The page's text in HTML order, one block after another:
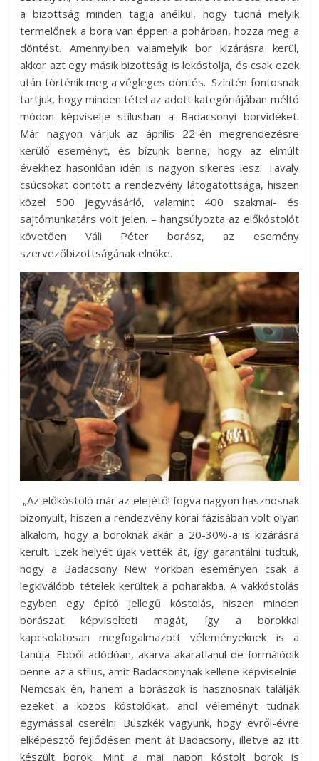
a bizottság minden tagja anélkül, hogy tudná melyik
termelőnek a bora van éppen a pohárban, hozza meg a
döntést. Amennyiben valamelyik bor kizárásra kerül,
akkor azt egy másik bizottság is lekóstolja, és csak ezek
után történik meg a végleges döntés. Szintén fontosnak
tartjuk, hogy minden tétel az adott kategóriájában méltó
módon képviselje stílusban a Badacsonyi borvidéket.
Már nagyon várjuk az április 22-én megrendezésre
kerülő eseményt, és bízunk benne, hogy az elmúlt
évekhez hasonlóan idén is nagyon sikeres lesz. Tavaly
csúcsokat döntött a rendezvény látogatottsága, hiszen
közel 500 jegyvásárló, valamint 400 szakmai- és
sajtómunkatárs volt jelen. – hangsúlyozta az előkóstolót
követően Váli Péter borász, az esemény
szervezőbizottságának elnöke.
„Az előkóstoló már az elejétől fogva nagyon hasznosnak
bizonyult, hiszen a rendezvény korai fázisában volt olyan
alkalom, hogy a boroknak akár a 20-30%-a is kizárásra
került. Ezek helyét újak vették át, így garantálni tudtuk,
hogy a Badacsony New Yorkban eseményen csak a
legkiválóbb tételek kerültek a poharakba. A vakkóstolás
egyben egy építő jellegű kóstolás, hiszen minden
borászat képviselteti magát, így a borokkal
kapcsolatosan megfogalmazott véleményeknek is a
tanúja. Ebből adódóan, akarva-akaratlanul de formálódik
benne az a stílus, amit Badacsonynak kellene képviselnie.
Nemcsak én, hanem a borászok is hasznosnak találják
ezeket a közös kóstolókat, ahol véleményt tudnak
egymással cserélni. Büszkék vagyunk, hogy évről-évre
elképesztő fejlődésen ment át Badacsony, illetve az itt
készült borok. Mint a mai napon kóstolt borok is